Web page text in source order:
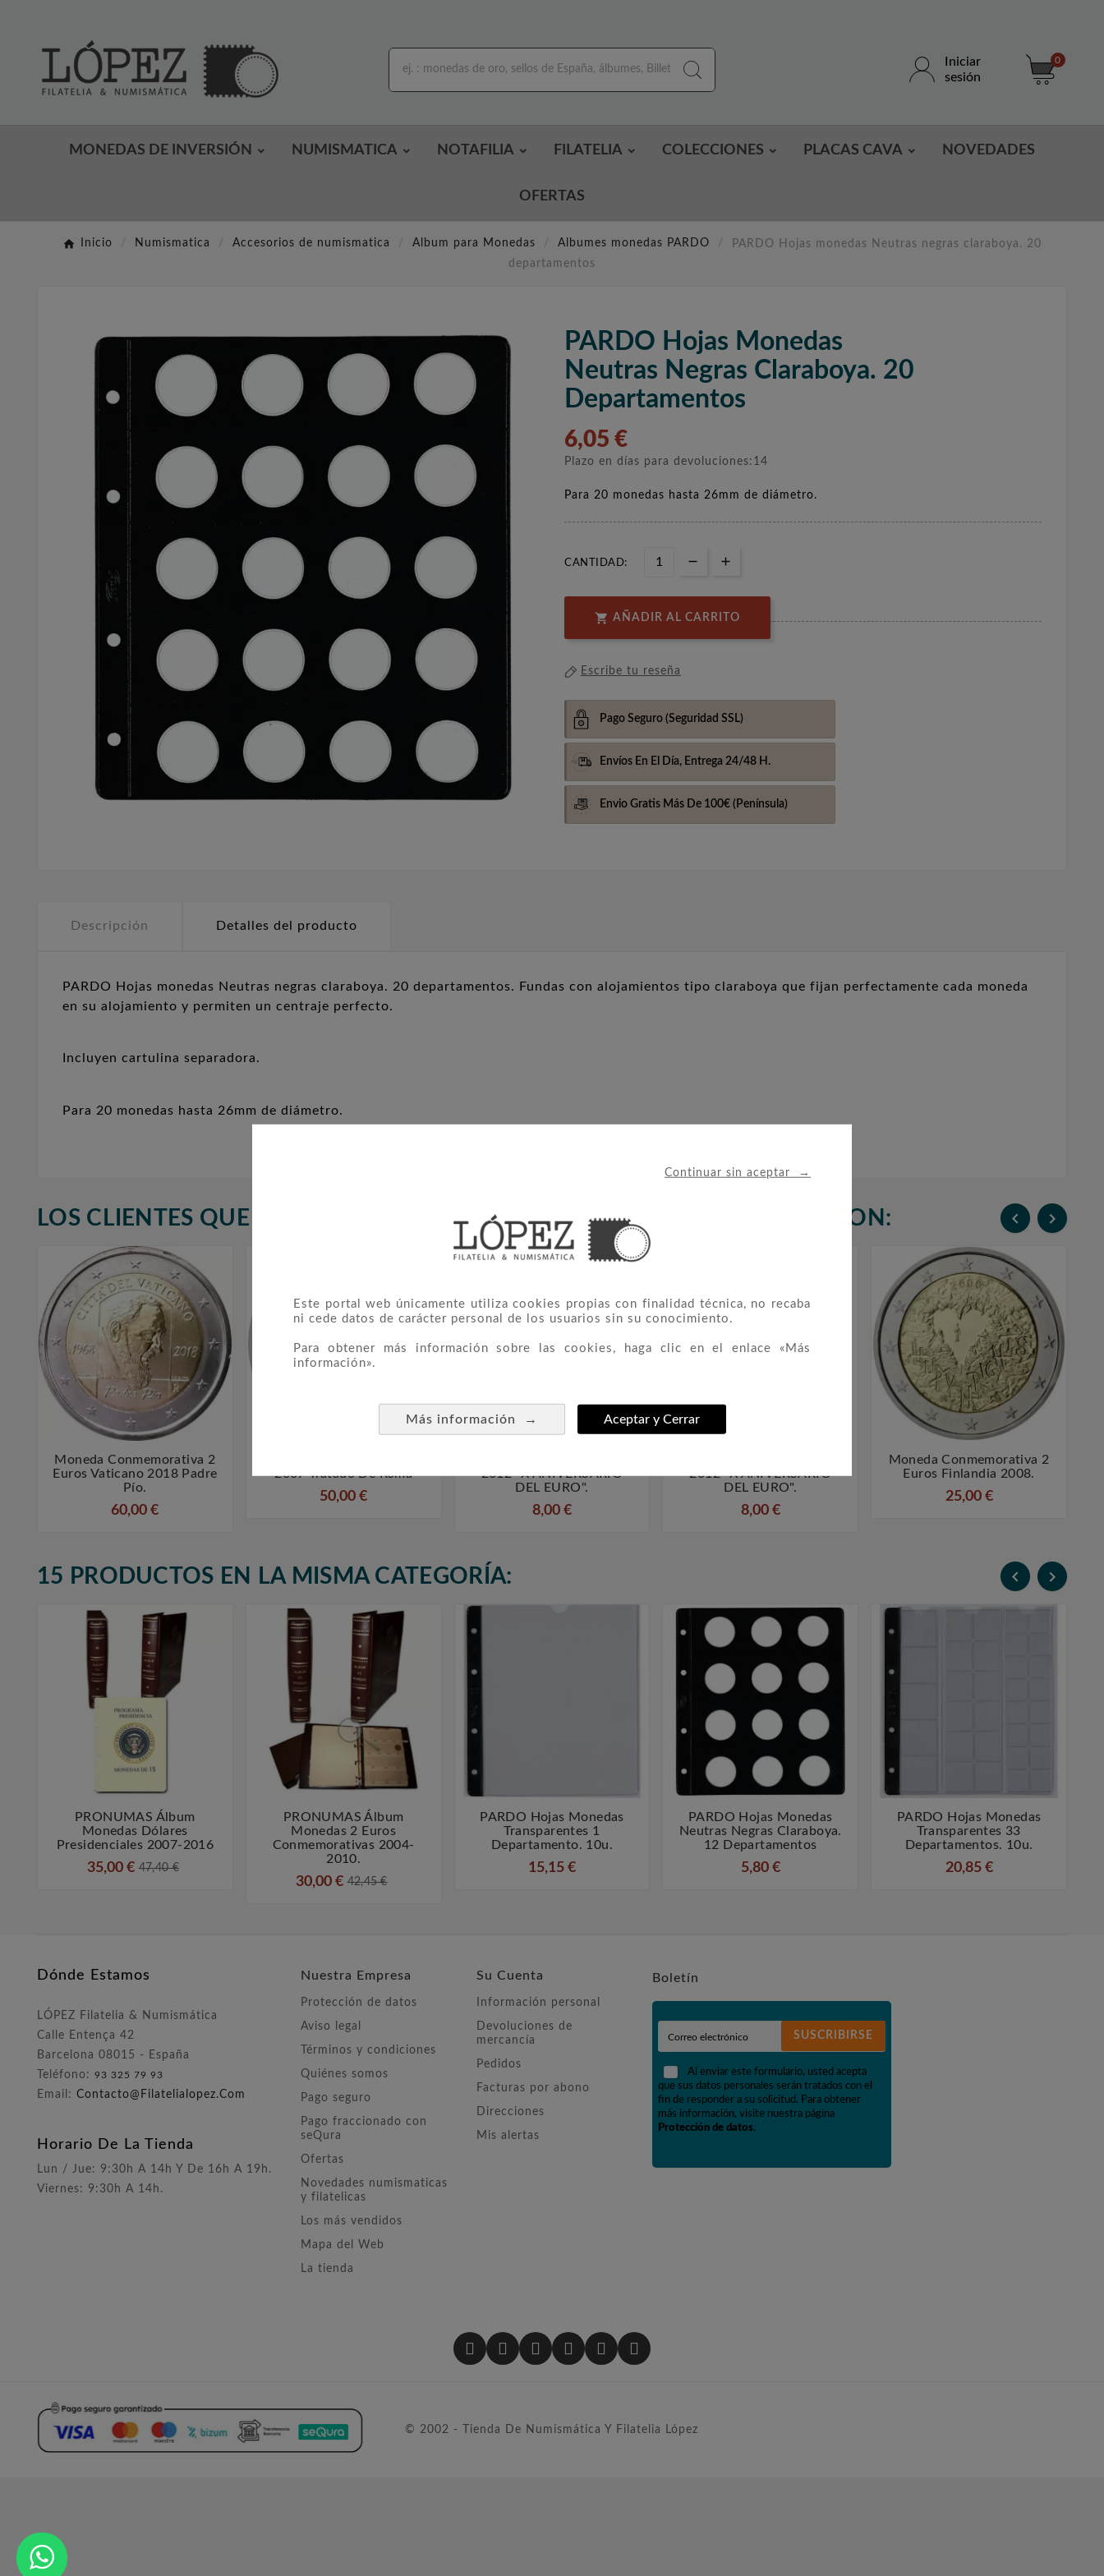
Continuar sin aceptar →
Este portal web únicamente utiliza cookies propias con finalidad técnica, no recaba
ni cede datos de carácter personal de los usuarios sin su conocimiento.
Para obtener más información sobre las cookies, haga clic en el enlace «Más
información».
Más información → Aceptar y Cerrar
Iniciar
sesión
0
MONEDAS DE INVERSIÓN NUMISMATICA NOTAFILIA FILATELIA COLECCIONES PLACAS CAVA NOVEDADES
OFERTAS
Inicio Numismatica Accesorios de numismatica Album para Monedas Albumes monedas PARDO
PARDO Hojas monedas Neutras negras claraboya. 20
departamentos
PARDO Hojas Monedas
Neutras Negras Claraboya. 20
Departamentos
6,05 €
Plazo en días para devoluciones:14
Para 20 monedas hasta 26mm de diámetro.
CANTIDAD:
 AÑADIR AL CARRITO
Escribe tu reseña
Pago Seguro (Seguridad SSL)
Envíos En El Día, Entrega 24/48 H.
Envio Gratis Más De 100€ (Península)
Descripción Detalles del producto
PARDO Hojas monedas Neutras negras claraboya. 20 departamentos. Fundas con alojamientos tipo claraboya que fijan perfectamente cada moneda
en su alojamiento y permiten un centraje perfecto.
Incluyen cartulina separadora.
Para 20 monedas hasta 26mm de diámetro.
LOS CLIENTES QUE ADQUIRIERON ESTE PRODUCTO TAMBIÉN COMPRARON:  
 
Moneda Conmemorativa 2
Euros Vaticano 2018 Padre
Pío.
60,00 €
 
2007 Tratado De Roma
50,00 €
 
2012 "X ANIVERSARIO
DEL EURO".
8,00 €
 
2012 "X ANIVERSARIO
DEL EURO".
8,00 €
 
Moneda Conmemorativa 2
Euros Finlandia 2008.
25,00 €
15 PRODUCTOS EN LA MISMA CATEGORÍA:  
 
PRONUMAS Álbum
Monedas Dólares
Presidenciales 2007-2016
35,00 € 47,40 €
 
PRONUMAS Álbum
Monedas 2 Euros
Conmemorativas 2004-
2010.
30,00 € 42,45 €
 
PARDO Hojas Monedas
Transparentes 1
Departamento. 10u.
15,15 €
 
PARDO Hojas Monedas
Neutras Negras Claraboya.
12 Departamentos
5,80 €
 
PARDO Hojas Monedas
Transparentes 33
Departamentos. 10u.
20,85 €
Dónde Estamos
LÓPEZ Filatelia & Numismática
Calle Entença 42
Barcelona 08015 - España
Teléfono: 93 325 79 93
Email: Contacto@filatelialopez.com
Horario De La Tienda
Lun / Jue: 9:30h A 14h Y De 16h A 19h.
Viernes: 9:30h A 14h.
Nuestra Empresa
Protección de datos
Aviso legal
Términos y condiciones
Quiénes somos
Pago seguro
Pago fraccionado con
seQura
Ofertas
Novedades numismaticas
y filatelicas
Los más vendidos
Mapa del Web
La tienda
Su Cuenta
Información personal
Devoluciones de
mercancía
Pedidos
Facturas por abono
Direcciones
Mis alertas
Boletín
SUSCRIBIRSE
Al enviar este formulario, usted acepta
que sus datos personales serán tratados con el
fin de responder a su solicitud. Para obtener
más información, visite nuestra página
Protección de datos.
© 2002 - Tienda De Numismática Y Filatelia López